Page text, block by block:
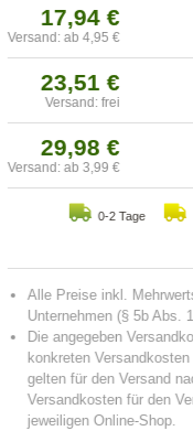
17,94 €
Versand: ab 4,95 €
23,51 €
Versand: frei
29,98 €
Versand: ab 3,99 €
0-2 Tage